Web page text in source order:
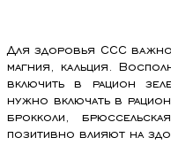
Для здоровья ССС
магния, кальция.
включить в рацион
нужно включать в
брокколи,
позитивно влияют на